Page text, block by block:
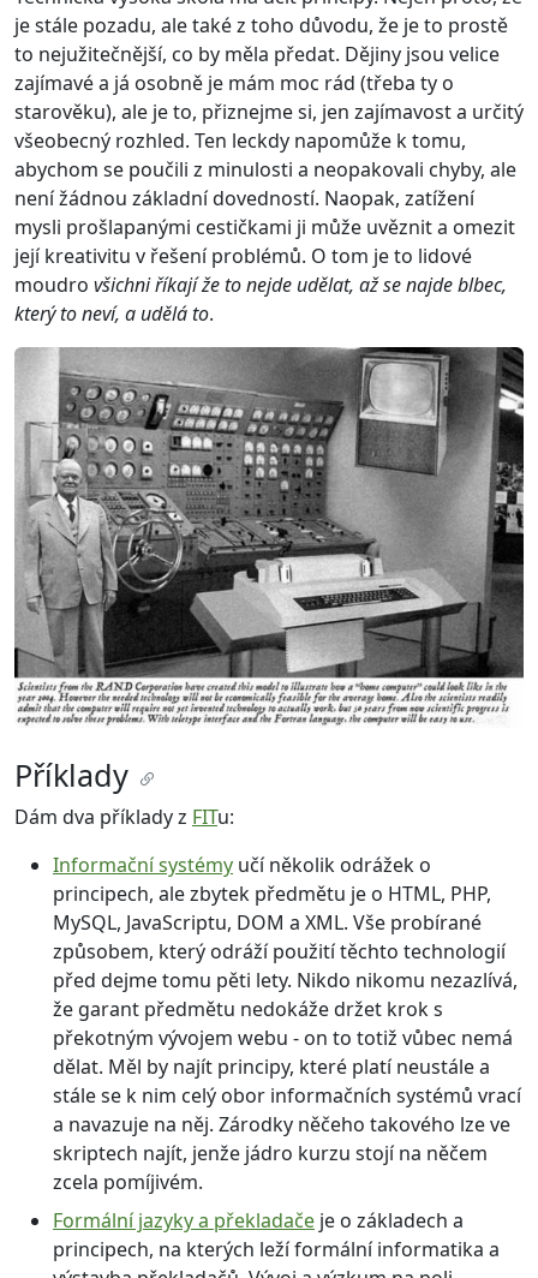
je stále pozadu, ale také z toho důvodu, že je to prostě
to nejužitečnější, co by měla předat. Dějiny jsou velice
zajímavé a já osobně je mám moc rád (třeba ty o
starověku), ale je to, přiznejme si, jen zajímavost a určitý
všeobecný rozhled. Ten leckdy napomůže k tomu,
abychom se poučili z minulosti a neopakovali chyby, ale
není žádnou základní dovedností. Naopak, zatížení
mysli prošlapanými cestičkami ji může uvěznit a omezit
její kreativitu v řešení problémů. O tom je to lidové
moudro všichni říkají že to nejde udělat, až se najde blbec,
který to neví, a udělá to.
Příklady
Dám dva příklady z FITu:
Informační systémy učí několik odrážek o
principech, ale zbytek předmětu je o HTML, PHP,
MySQL, JavaScriptu, DOM a XML. Vše probírané
způsobem, který odráží použití těchto technologií
před dejme tomu pěti lety. Nikdo nikomu nezazlívá,
že garant předmětu nedokáže držet krok s
překotným vývojem webu - on to totiž vůbec nemá
dělat. Měl by najít principy, které platí neustále a
stále se k nim celý obor informačních systémů vrací
a navazuje na něj. Zárodky něčeho takového lze ve
skriptech najít, jenže jádro kurzu stojí na něčem
zcela pomíjivém.
Formální jazyky a překladače je o základech a
principech, na kterých leží formální informatika a